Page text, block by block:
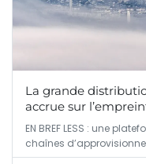
La grande
accrue sur
EN BREF LESS : une
chaînes